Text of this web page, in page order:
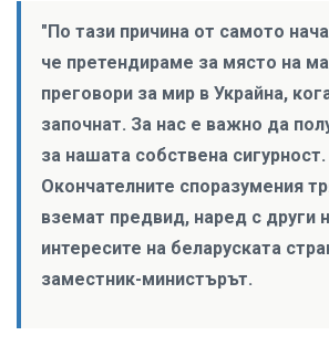
"По тази причина от самото
че претендираме за място на
преговори за мир в Украйна,
започнат. За нас е важно да
за нашата собствена сигурност.
Окончателните споразумения
вземат предвид, наред с други
интересите на беларуската
заместник-министърът.